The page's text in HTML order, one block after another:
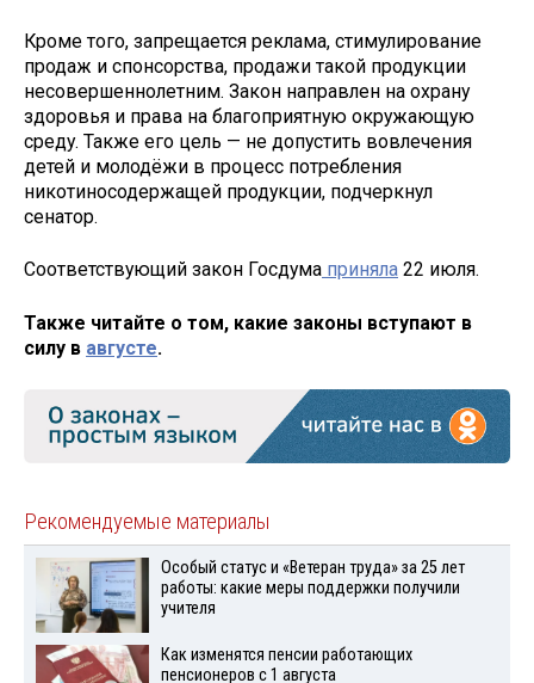
Кроме того, запрещается реклама, стимулирование
продаж и спонсорства, продажи такой продукции
несовершеннолетним. Закон направлен на охрану
здоровья и права на благоприятную окружающую
среду. Также его цель — не допустить вовлечения
детей и молодёжи в процесс потребления
никотиносодержащей продукции, подчеркнул
сенатор.
Соответствующий закон Госдума приняла 22 июля.
Также читайте о том, какие законы вступают в
силу в августе.
Рекомендуемые материалы
Особый статус и «Ветеран труда» за 25 лет
работы: какие меры поддержки получили
учителя
Как изменятся пенсии работающих
пенсионеров с 1 августа